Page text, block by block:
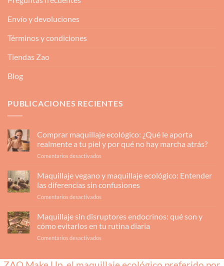
Envío y devoluciones
Términos y condiciones
Tiendas Zao
Blog
PUBLICACIONES RECIENTES
Comprar maquillaje ecológico: ¿Qué le aporta
realmente a tu piel y por qué no hay marcha atrás?
Comentarios desactivados
ecológico:
¿Qué
realmente
Maquillaje vegano y maquillaje ecológico: Entender
las diferencias sin confusiones
Comentarios desactivados
vegano
y
maquillaje
diferencias
Maquillaje sin disruptores endocrinos: qué son y
cómo evitarlos en tu rutina diaria
Comentarios desactivados
disruptores